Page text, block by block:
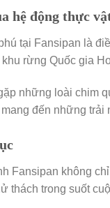
hệ động thực
tại Fansipan là
rừng Quốc gia
những loài chim
đến những trải
Fansipan không
thách trong suốt